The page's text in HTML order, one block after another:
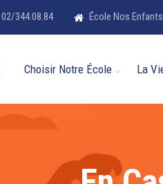
02/344.08.84 École Nos
Choisir Notre École La